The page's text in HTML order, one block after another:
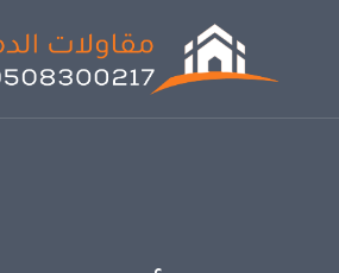
المحتوى